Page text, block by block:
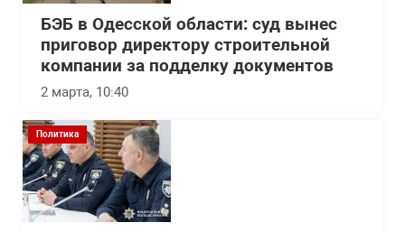
БЭБ в Одесской области: суд вынес
приговор директору строительной
компании за подделку документов
2 марта, 10:40
Политика